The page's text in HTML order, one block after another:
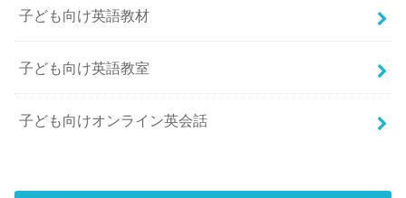
子ども向け英語教材
子ども向け英語教室
子ども向けオンライン英会話